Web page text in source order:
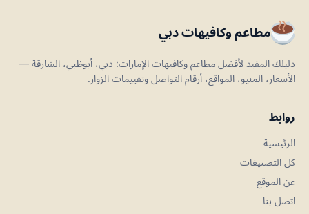
مطاعم وكافيهات دبي
دليلك المفيد لأفضل مطاعم وكافيهات الإمارات: دبي، أبوظبي، الشارقة —
الأسعار، المنيو، المواقع، أرقام التواصل وتقييمات الزوار.
روابط
الرئيسية
كل التصنيفات
عن الموقع
اتصل بنا